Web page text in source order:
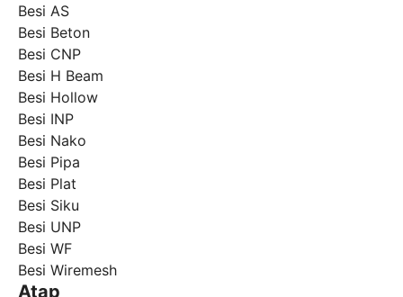
Besi AS
Besi Beton
Besi CNP
Besi H Beam
Besi Hollow
Besi INP
Besi Nako
Besi Pipa
Besi Plat
Besi Siku
Besi UNP
Besi WF
Besi Wiremesh
Atap